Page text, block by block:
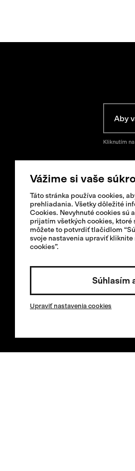
Kliknutím
Pomoc
+421 42 321 1238
info@isadore.com
Vážime si vaše
Táto stránka používa cookies,
prehliadania. Všetky dôležité
Cookies. Nevyhnuté cookies sú
prijatím všetkých cookies, ktoré
môžete to potvrdiť tlačidlom
svoje nastavenia upraviť
cookies”.
Súhlasím
Upraviť nastavenia cookies